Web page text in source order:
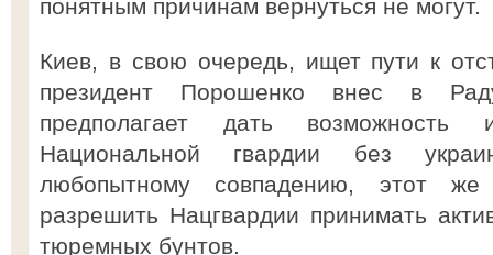
понятным причинам вернуться не могут.
Киев, в свою очередь, ищет пути к
президент Порошенко внес в
предполагает дать возможность
Национальной гвардии без
любопытному совпадению, этот же
разрешить Нацгвардии принимать
тюремных бунтов.